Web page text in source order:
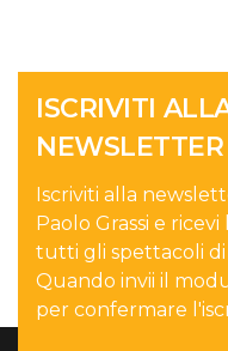
ISCRIVITI
NEWSLETTER
Iscriviti alla
Paolo Grassi e
tutti gli spettacoli di
Quando invii il
per confermare